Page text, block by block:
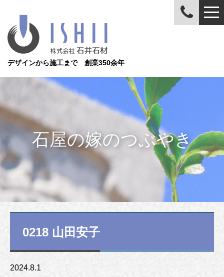
デザインから施工まで 創業350余年
石屋の嫁のつぶやき
0218 山田安子
2024.8.1